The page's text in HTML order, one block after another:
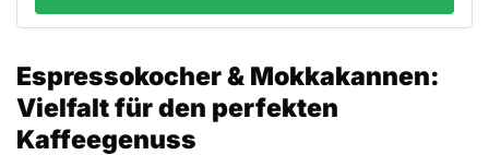
Espressokocher & Mokkakannen:
Vielfalt für den perfekten
Kaffeegenuss